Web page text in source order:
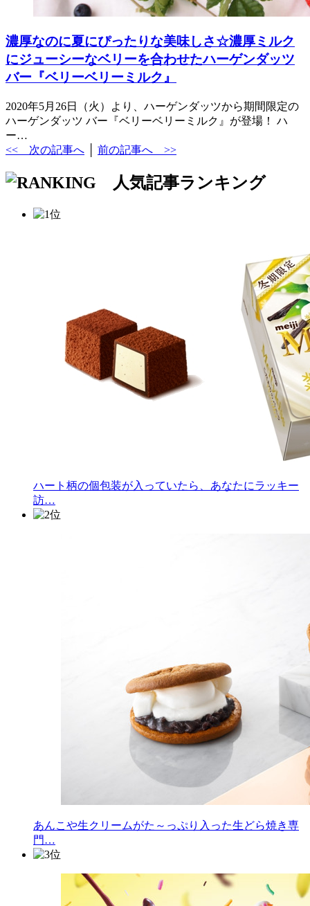
濃厚なのに夏にぴったりな美味しさ☆濃厚ミルク
にジューシーなベリーを合わせたハーゲンダッツ
バー『ベリーベリーミルク』
2020年5月26日（火）より、ハーゲンダッツから期間限定の
ハーゲンダッツ バー『ベリーベリーミルク』が登場！ ハ
ー…
<< 次の記事へ
前の記事へ >>
ハート柄の個包装が入っていたら、あなたにラッキー
訪…
あんこや生クリームがた～っぷり入った生どら焼き専
門…